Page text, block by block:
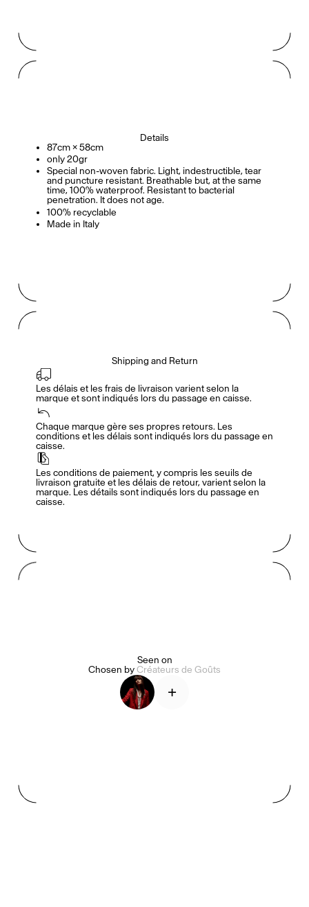
En/Fr
Accès complet pour les membres
Details
87cm × 58cm
only 20gr
Special non-woven fabric. Light, indestructible, tear
and puncture resistant. Breathable but, at the same
time, 100% waterproof. Resistant to bacterial
penetration. It does not age.
100% recyclable
Made in Italy
Shipping and Return
Les délais et les frais de livraison varient selon la
marque et sont indiqués lors du passage en caisse.
Chaque marque gère ses propres retours. Les
conditions et les délais sont indiqués lors du passage en
caisse.
Les conditions de paiement, y compris les seuils de
livraison gratuite et les délais de retour, varient selon la
marque. Les détails sont indiqués lors du passage en
caisse.
Seen on
Chosen byCréateurs de Goûts
+